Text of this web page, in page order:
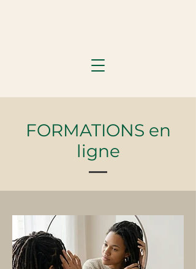
FORMATIONS en
ligne